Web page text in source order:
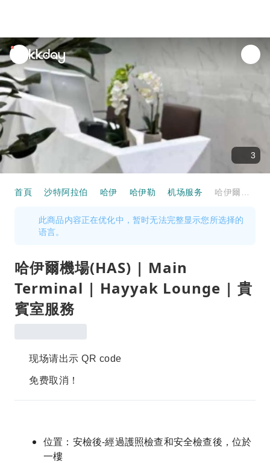
unread
notifications
3
首頁 沙特阿拉伯 哈伊 哈伊勒 机场服务
此商品内容正在优化中，暂时无法完整显示您所选择的
语言。
哈伊爾機場(HAS) | Main
Terminal | Hayyak Lounge | 貴
賓室服務
现场请出示 QR code
免费取消！
位置：安檢後-經過護照檢查和安全檢查後，位於
一樓